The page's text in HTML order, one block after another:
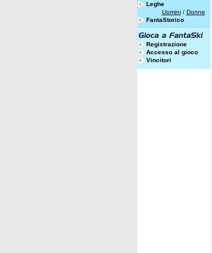
Leghe
Uomini/ Donne
FantaStorico
Registrazione
Accesso al gioco
Vincitori